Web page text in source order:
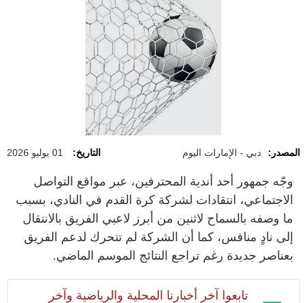
المصدر: دبي - الإمارات اليوم التاريخ: 01 يوليو 2026
وجّه جمهور أحد أندية المحترفين، عبر مواقع التواصل
الاجتماعي، انتقادات لشركة كرة القدم في النادي، بسبب
ما وصفه بالسماح لاثنين من أبرز لاعبي الفريق بالانتقال
إلى نادٍ منافس، كما أن الشركة لم تتحرك لدعم الفريق
بعناصر جديدة رغم تراجع النتائج الموسم الماضي.
تابعوا آخر أخبارنا المحلية والرياضية وآخر